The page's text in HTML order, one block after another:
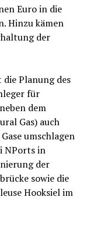
Euro in die
Hinzu kämen
der
Planung des
für
dem
Gas) auch
umschlagen
NPorts in
der
sowie die
Hooksiel im